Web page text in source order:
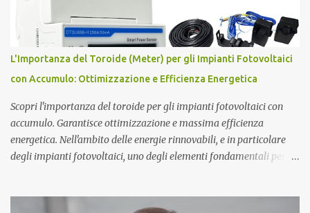
sull’elettromagnetismo. Ighina si è concentrato molto sullo studio
del Monopolo Magnetico che ha sintetizzato nel concetto di Atomo
Magnetico . L'Atomo Magnetico Gli atomi magnetici sono costituiti
da triplette neutre di quark (+1,-1,0). Secondo questo modello di
atomo magnetico quindi non ci sono protoni e neutroni nel nucleo
atomico...
L'Importanza del Toroide (Meter) per gli Impianti Fotovoltaici
con Accumulo: Ottimizzazione e Efficienza Energetica
Scopri l'importanza del toroide per gli impianti fotovoltaici con
accumulo. Garantisce ottimizzazione e massima efficienza
energetica. Nell'ambito delle energie rinnovabili, e in particolare
degli impianti fotovoltaici, uno degli elementi fondamentali per
un ruolo cruciale nella gestione dell'energia prodotta e accumulata,